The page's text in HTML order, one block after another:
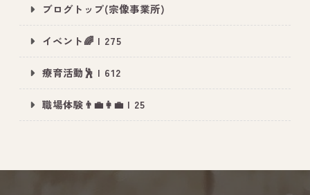
Instagram 事業所紹介動画
ブログトップ(宗像事業所)
イベント🌈 | 275
療育活動🕺 | 612
職場体験👨‍💼👩‍💼 | 25